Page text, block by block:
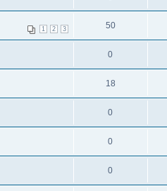
1 2 3 50
0
18
0
0
0